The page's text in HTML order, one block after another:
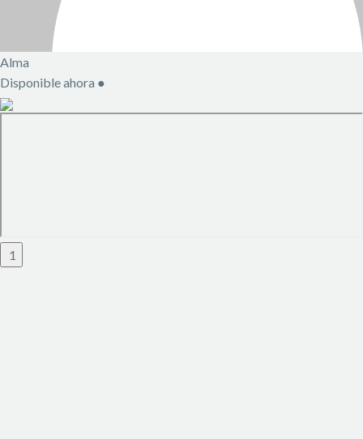
Alma
Disponible ahora ●
1